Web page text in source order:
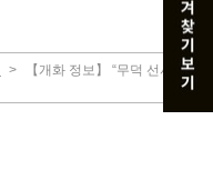
>
【개화 정보】 “무덕 선사